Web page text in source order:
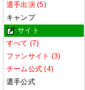
選手出演 (5)
キャンプ
サイト
すべて (7)
ファンサイト (3)
チーム公式 (4)
選手公式